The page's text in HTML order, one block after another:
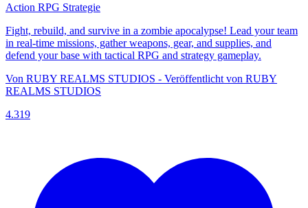
Action RPG Strategie
Fight, rebuild, and survive in a zombie apocalypse! Lead your team
in real-time missions, gather weapons, gear, and supplies, and
defend your base with tactical RPG and strategy gameplay.
Von RUBY REALMS STUDIOS - Veröffentlicht von RUBY
REALMS STUDIOS
4.319